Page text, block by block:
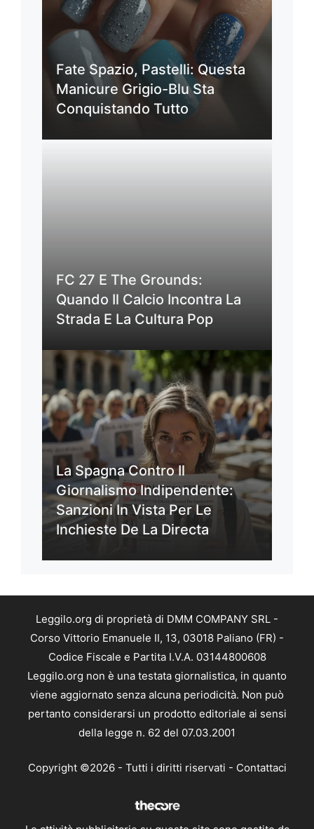
Fate Spazio, Pastelli: Questa
Manicure Grigio-Blu Sta
Conquistando Tutto
FC 27 E The Grounds:
Quando Il Calcio Incontra La
Strada E La Cultura Pop
La Spagna Contro Il
Giornalismo Indipendente:
Sanzioni In Vista Per Le
Inchieste De La Directa
Leggilo.org di proprietà di DMM COMPANY SRL -
Corso Vittorio Emanuele II, 13, 03018 Paliano (FR) -
Codice Fiscale e Partita I.V.A. 03144800608
Leggilo.org non è una testata giornalistica, in quanto
viene aggiornato senza alcuna periodicità. Non può
pertanto considerarsi un prodotto editoriale ai sensi
della legge n. 62 del 07.03.2001
Copyright ©2026 - Tutti i diritti riservati - Contattaci